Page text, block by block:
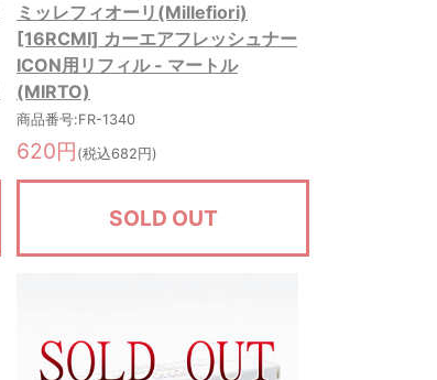
ミッレフィオーリ(Millefiori)
[16RCMI] カーエアフレッシュナー
ICON用リフィル - マートル
(MIRTO)
商品番号:FR-1340
620円 (税込682円)
SOLD OUT